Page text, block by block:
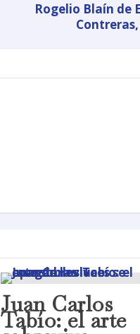
Rogelio Blaín de
Juan Carlos
Tabío: el arte